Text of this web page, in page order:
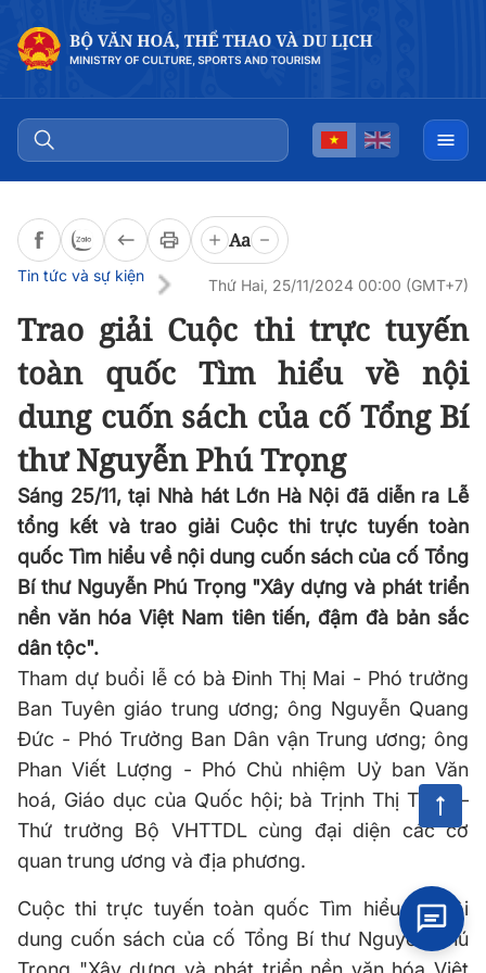
Aa
Tin tức và sự kiện
Thứ Hai, 25/11/2024 00:00 (GMT+7)
Trao giải Cuộc thi trực tuyến
toàn quốc Tìm hiểu về nội
dung cuốn sách của cố Tổng Bí
thư Nguyễn Phú Trọng
Sáng 25/11, tại Nhà hát Lớn Hà Nội đã diễn ra Lễ
tổng kết và trao giải Cuộc thi trực tuyến toàn
quốc Tìm hiểu về nội dung cuốn sách của cố Tổng
Bí thư Nguyễn Phú Trọng "Xây dựng và phát triển
nền văn hóa Việt Nam tiên tiến, đậm đà bản sắc
dân tộc".
Tham dự buổi lễ có bà Đinh Thị Mai - Phó trưởng
Ban Tuyên giáo trung ương; ông Nguyễn Quang
Đức - Phó Trưởng Ban Dân vận Trung ương; ông
Phan Viết Lượng - Phó Chủ nhiệm Uỷ ban Văn
hoá, Giáo dục của Quốc hội; bà Trịnh Thị Thủy –
Thứ trưởng Bộ VHTTDL cùng đại diện các cơ
quan trung ương và địa phương.
Cuộc thi trực tuyến toàn quốc Tìm hiểu về nội
dung cuốn sách của cố Tổng Bí thư Nguyễn Phú
Đọc bài